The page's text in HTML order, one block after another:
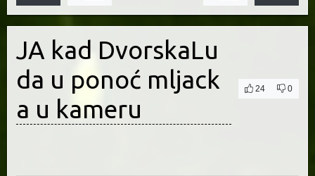
JA kad DvorskaLu
da u ponoć mljack
a u kameru
24 0